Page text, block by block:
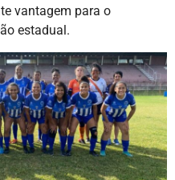
vantagem para o
estadual.